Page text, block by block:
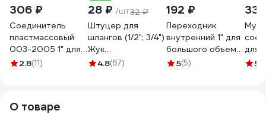
306 ₽
Соединитель
пластмассовый
003-2005 1" для
шлангов FEONA
2.8(11)
28 ₽ /шт32 ₽
Штуцер для
шлангов (1/2"; 3/4")
Жук
4607156364411
4.8(67)
192 ₽
Переходник
внутренний 1" для
большого объема
воды USP 77396
5(5)
для
5
О товаре